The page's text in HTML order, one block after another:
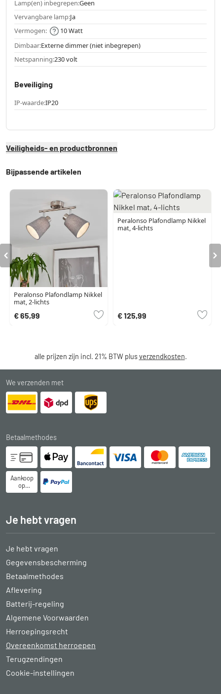
Lamp(en) inbegrepen:Geen
Vervangbare lamp:Ja
Vermogen:
10 Watt
Dimbaar:Externe dimmer (niet inbegrepen)
Netspanning:230 volt
Beveiliging
IP-waarde:IP20
Veiligheids- en productbronnen
Bijpassende artikelen
Peralonso Plafondlamp Nikkel
mat, 2-lichts
€ 65,99
Peralonso Plafondlamp Nikkel
mat, 4-lichts
€ 125,99
alle prijzen zijn incl. 21% BTW plusverzendkosten.
We verzenden met
Betaalmethodes
Aankoop
op
rekening
Je hebt vragen
Je hebt vragen
Gegevensbescherming
Betaalmethodes
Aflevering
Batterij-regeling
Algemene Voorwaarden
Herroepingsrecht
Overeenkomst herroepen
Terugzendingen
Cookie-instellingen